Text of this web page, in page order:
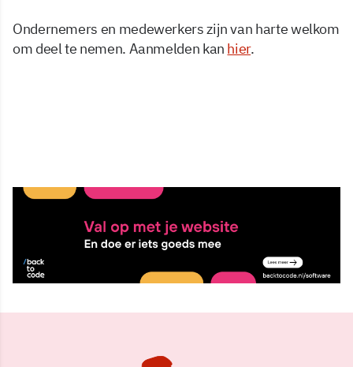
Ondernemers en medewerkers zijn van harte welkom
om deel te nemen. Aanmelden kan hier.
24 jun 2026, 09:42
Delen